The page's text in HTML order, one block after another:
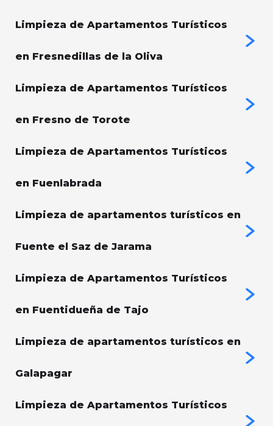
Limpieza de Apartamentos Turísticos
en Fresnedillas de la Oliva
Limpieza de Apartamentos Turísticos
en Fresno de Torote
Limpieza de Apartamentos Turísticos
en Fuenlabrada
Limpieza de apartamentos turísticos en
Fuente el Saz de Jarama
Limpieza de Apartamentos Turísticos
en Fuentidueña de Tajo
Limpieza de apartamentos turísticos en
Galapagar
Limpieza de Apartamentos Turísticos